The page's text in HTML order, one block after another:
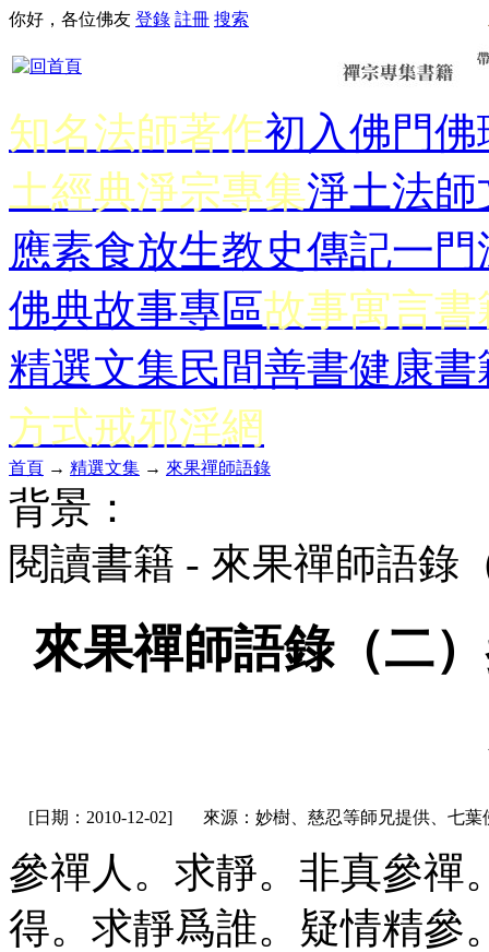
你好，各位佛友 登錄 註冊 搜索
知名法師著作初入佛門佛
土經典淨宗專集淨土法師
應素食放生教史傳記一門
佛典故事專區故事寓言書
精選文集民間善書健康書
方式戒邪淫網
首頁 → 精選文集 → 來果禪師語錄
背景：
閱讀書籍 - 來果禪師語
來果禪師語錄（二
[日期：2010-12-02] 來源：妙樹、慈忍等師兄提供、七
參禪人。求靜。非真參禪
得。求靜爲誰。疑情精參